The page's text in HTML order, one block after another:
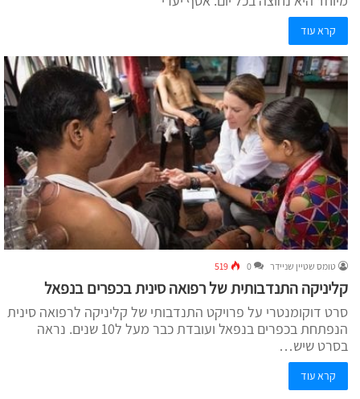
קרא עוד
טומס שטיין שניידר 0
519
קליניקה התנדבותית של רפואה סינית בכפרים בנפאל
סרט דוקומנטרי על פרויקט התנדבותי של קליניקה לרפואה סינית
הנפתחת בכפרים בנפאל ועובדת כבר מעל ל10 שנים. נראה
בסרט שיש…
קרא עוד